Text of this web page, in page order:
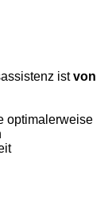
istvon
optimalerweise